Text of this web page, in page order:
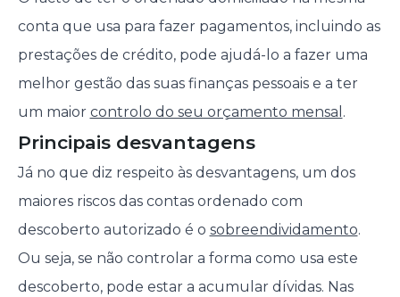
conta que usa para fazer pagamentos, incluindo as
prestações de crédito, pode ajudá-lo a fazer uma
melhor gestão das suas finanças pessoais e a ter
um maior controlo do seu orçamento mensal .
Principais desvantagens
Já no que diz respeito às desvantagens, um dos
maiores riscos das contas ordenado com
descoberto autorizado é o sobreendividamento.
Ou seja, se não controlar a forma como usa este
descoberto, pode estar a acumular dívidas. Nas